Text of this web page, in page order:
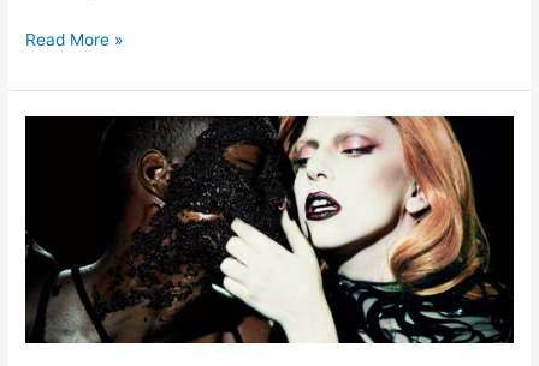
Read More »
Klein
juntos
the
cure?